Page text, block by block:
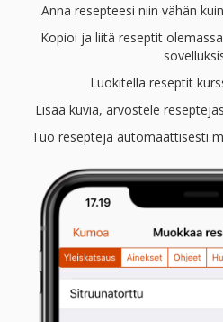
Anna resepteesi niin vähän
Kopioi ja liitä reseptit
Luokitella reseptit
Lisää kuvia, arvostele
Tuo reseptejä automaattisesti